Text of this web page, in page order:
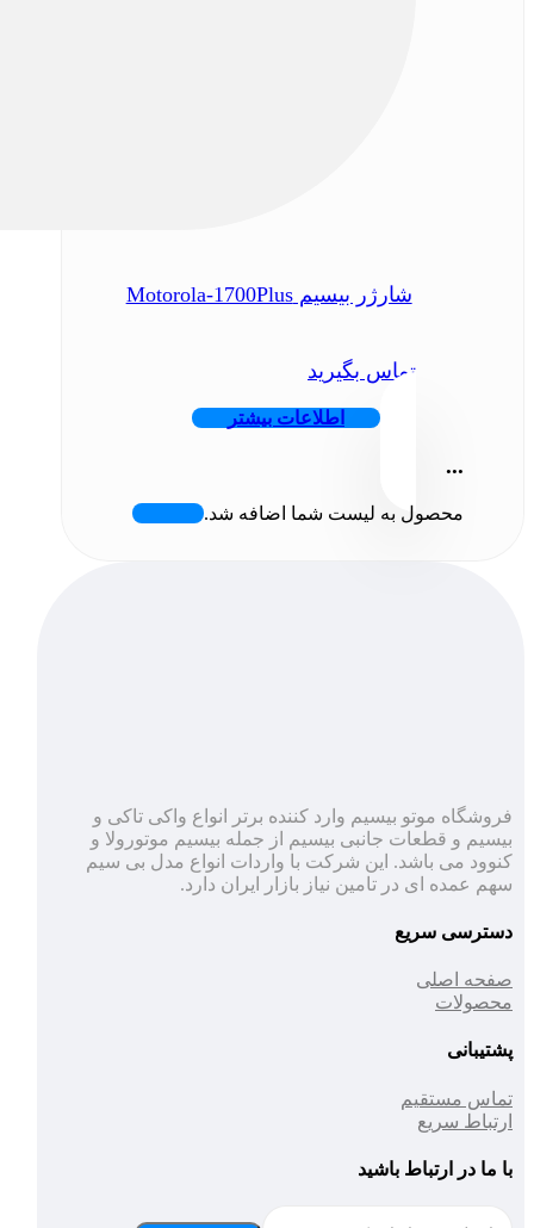
شارژر بیسیم Motorola-1700Plus
تماس بگیرید
اطلاعات بیشتر
...
محصول به لیست شما اضافه شد.
فروشگاه موتو بیسیم وارد کننده برتر انواع واکی تاکی و
بیسیم و قطعات جانبی بیسیم از جمله بیسیم موتورولا و
کنوود می باشد. این شرکت با واردات انواع مدل بی سیم
سهم عمده ای در تامین نیاز بازار ایران دارد.
دسترسی سریع
صفحه اصلی
محصولات
پشتیبانی
تماس مستقیم
ارتباط سریع
با ما در ارتباط باشید